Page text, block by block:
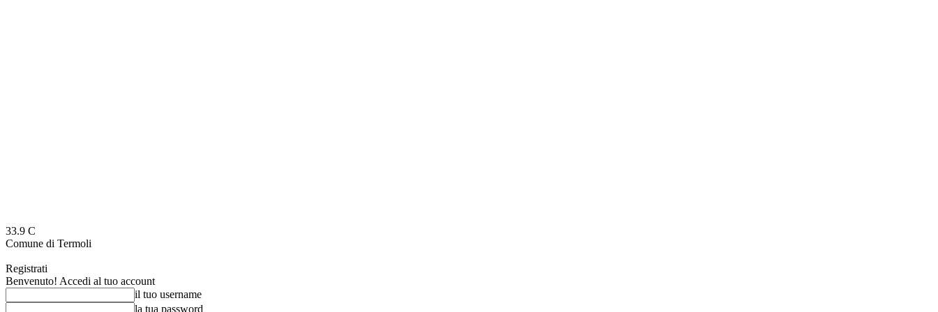
33.9 C
Comune di Termoli
Registrati
Benvenuto! Accedi al tuo account
il tuo username
la tua password